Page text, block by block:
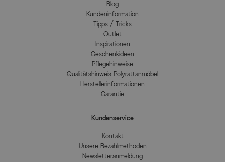
Blog
Kundeninformation
Tipps / Tricks
Outlet
Inspirationen
Geschenkideen
Pflegehinweise
Qualitätshinweis Polyrattanmöbel
Herstellerinformationen
Garantie
Kundenservice
Kontakt
Unsere Bezahlmethoden
Newsletteranmeldung